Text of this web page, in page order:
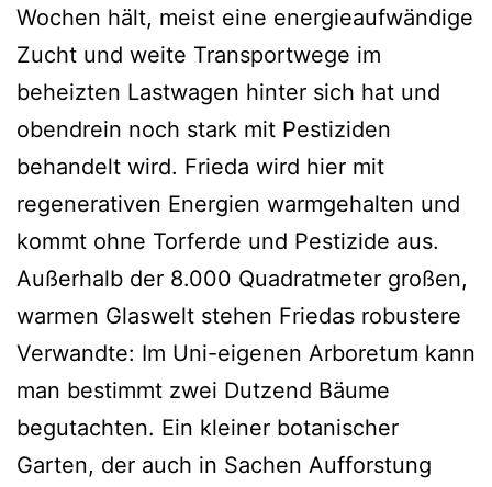
Wochen hält, meist eine energieaufwändige
Zucht und weite Transportwege im
beheizten Lastwagen hinter sich hat und
obendrein noch stark mit Pestiziden
behandelt wird. Frieda wird hier mit
regenerativen Energien warmgehalten und
kommt ohne Torferde und Pestizide aus.
Außerhalb der 8.000 Quadratmeter großen,
warmen Glaswelt stehen Friedas robustere
Verwandte: Im Uni-eigenen Arboretum kann
man bestimmt zwei Dutzend Bäume
begutachten. Ein kleiner botanischer
Garten, der auch in Sachen Aufforstung